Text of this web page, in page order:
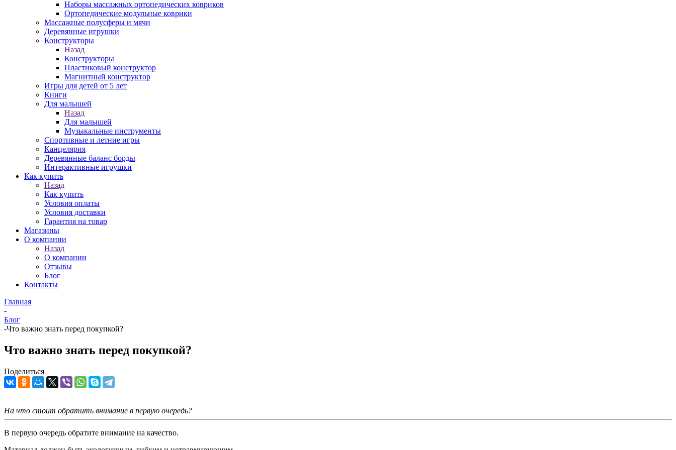
Наборы массажных ортопедических ковриков
Ортопедические модульные коврики
Массажные полусферы и мячи
Деревянные игрушки
Конструкторы
Назад
Конструкторы
Пластиковый конструктор
Магнитный конструктор
Игры для детей от 5 лет
Книги
Для малышей
Назад
Для малышей
Музыкальные инструменты
Спортивные и летние игры
Канцелярия
Деревянные баланс борды
Интерактивные игрушки
Как купить
Назад
Как купить
Условия оплаты
Условия доставки
Гарантия на товар
Магазины
О компании
Назад
О компании
Отзывы
Блог
Контакты
Главная
-
Блог
-Что важно знать перед покупкой?
Что важно знать перед покупкой?
Поделиться
На что стоит обратить внимание в первую очередь?
В первую очередь обратите внимание на качество.